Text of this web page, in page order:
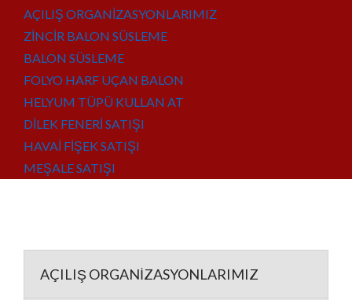
AÇILIŞ ORGANİZASYONLARIMIZ
ZİNCİR BALON SÜSLEME
BALON SÜSLEME
FOLYO HARF UÇAN BALON
HELYUM TÜPÜ KULLAN AT
DİLEK FENERİ SATIŞI
HAVAİ FİŞEK SATIŞI
MEŞALE SATIŞI
AÇILIŞ ORGANİZASYONLARIMIZ